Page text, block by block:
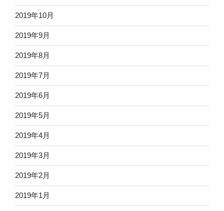
2019年10月
2019年9月
2019年8月
2019年7月
2019年6月
2019年5月
2019年4月
2019年3月
2019年2月
2019年1月